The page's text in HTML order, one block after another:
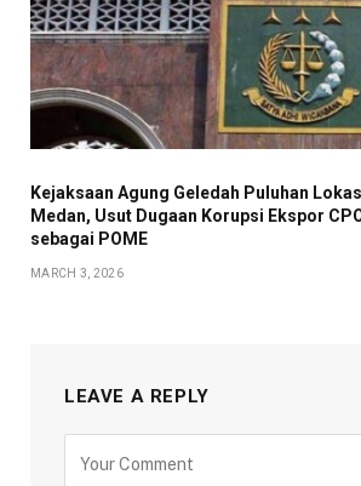
Kejaksaan Agung Geledah Puluhan
Medan, Usut Dugaan Korupsi Ekspor
sebagai POME
MARCH 3, 2026
LEAVE A REPLY